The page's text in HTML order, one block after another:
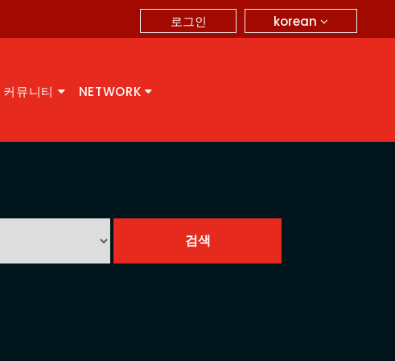
korean
로그인
커뮤니티 NETWORK